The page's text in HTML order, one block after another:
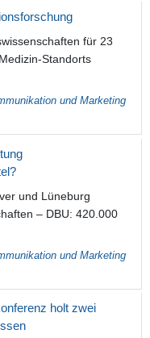
für 23
Standorts
und Marketing
und Lüneburg
– DBU: 420.000
und Marketing
holt zwei